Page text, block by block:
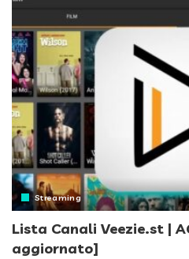
Streaming
Lista Canali Veezie.st |
aggiornato]